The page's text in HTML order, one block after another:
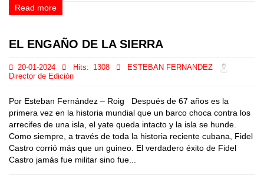
Read more
EL ENGAÑO DE LA SIERRA
20-01-2024 Hits: 1308
ESTEBAN FERNANDEZ
Director de Edición
Por Esteban Fernández – Roig Después de 67 años es la
primera vez en la historia mundial que un barco choca contra los
arrecifes de una isla, el yate queda intacto y la isla se hunde.
Como siempre, a través de toda la historia reciente cubana, Fidel
Castro corrió más que un guineo. El verdadero éxito de Fidel
Castro jamás fue militar sino fue...